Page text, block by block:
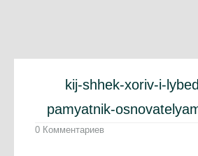
kij-shhek-xoriv-i-
pamyatnik-
0 Комментариев